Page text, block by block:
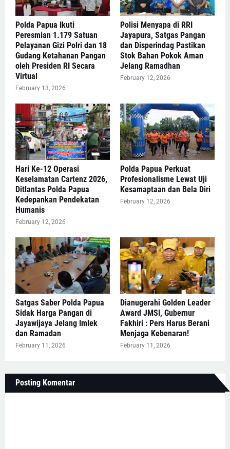
Polda Papua Ikuti
Peresmian 1.179 Satuan
Pelayanan Gizi Polri dan 18
Gudang Ketahanan Pangan
oleh Presiden RI Secara
Virtual
February 13, 2026
Polisi Menyapa di RRI
Jayapura, Satgas Pangan
dan Disperindag Pastikan
Stok Bahan Pokok Aman
Jelang Ramadhan
February 12, 2026
Hari Ke-12 Operasi
Keselamatan Cartenz 2026,
Ditlantas Polda Papua
Kedepankan Pendekatan
Humanis
February 12, 2026
Polda Papua Perkuat
Profesionalisme Lewat Uji
Kesamaptaan dan Bela Diri
February 12, 2026
Satgas Saber Polda Papua
Sidak Harga Pangan di
Jayawijaya Jelang Imlek
dan Ramadan
February 11, 2026
Dianugerahi Golden Leader
Award JMSI, Gubernur
Fakhiri : Pers Harus Berani
Menjaga Kebenaran!
February 11, 2026
Posting Komentar